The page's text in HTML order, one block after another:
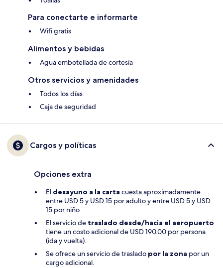
Para conectarte e informarte
Wifi gratis
Alimentos y bebidas
Agua embotellada de cortesía
Otros servicios y amenidades
Todos los días
Caja de seguridad
Cargos y políticas
Opciones extra
El desayuno a la carta cuesta aproximadamente
entre USD 5 y USD 15 por adulto y entre USD 5 y USD
15 por niño
El servicio de traslado desde/hacia el aeropuerto
tiene un costo adicional de USD 190.00 por persona
(ida y vuelta).
Se ofrece un servicio de traslado por la zona por un
cargo adicional.